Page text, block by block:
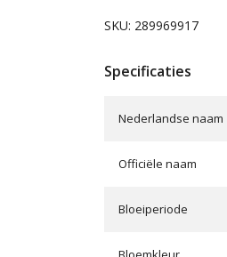
SKU: 289969917
Specificaties
Nederlandse naam
Officiële naam
Bloeiperiode